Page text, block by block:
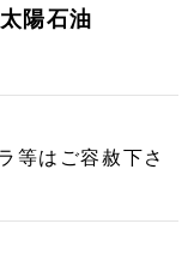
陽石油
等はご容赦下さ